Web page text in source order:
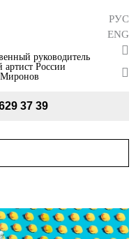
руководитель
артист России
РУС
ENG
37 39